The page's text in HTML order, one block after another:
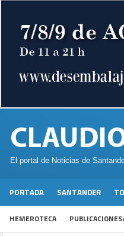
El portal de Noticias de
PORTADA SANTANDER
HEMEROTECA